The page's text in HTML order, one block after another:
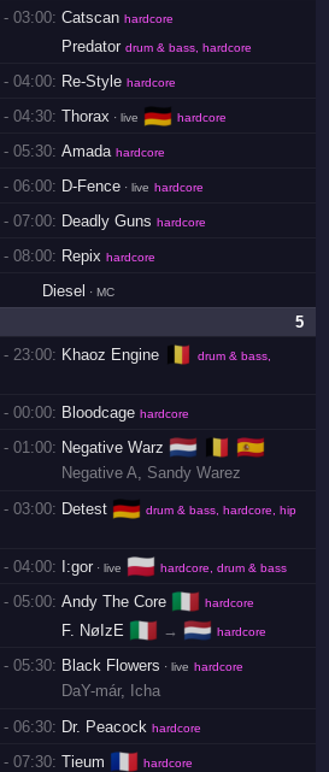
03:00: Catscan hardcore
Predator drum & bass, hardcore
04:00: Re-Style hardcore
04:30: Thorax · live 🇩🇪 hardcore
05:30: Amada hardcore
06:00: D-Fence · live hardcore
07:00: Deadly Guns hardcore
08:00: Repix hardcore
Diesel · MC
5
- 23:00: Khaoz Engine 🇧🇪
drum & bass,
- 00:00: Bloodcage hardcore
01:00: Negative Warz 🇳🇱 🇧🇪 🇪🇸
Negative A, Sandy Warez
03:00: Detest 🇩🇪 drum & bass, hardcore, hip
04:00: I:gor · live 🇵🇱 hardcore, drum & bass
05:00: Andy The Core 🇮🇹 hardcore
F. NøIzE 🇮🇹 → 🇳🇱 hardcore
05:30: Black Flowers · live hardcore
DaY-már, Icha
06:30: Dr. Peacock hardcore
07:30: Tieum 🇫🇷 hardcore